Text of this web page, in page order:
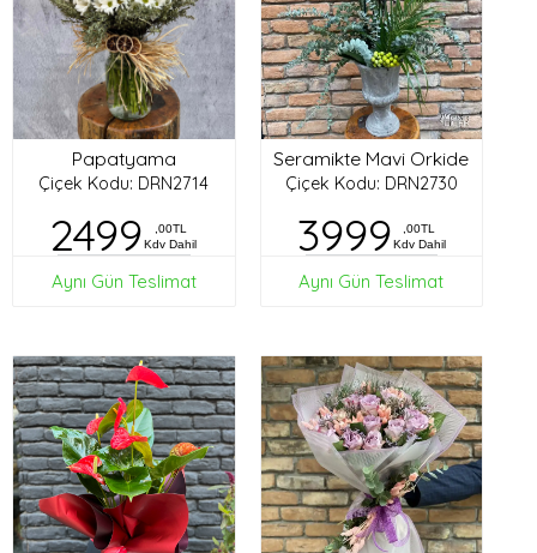
Papatyama
Çiçek Kodu: DRN2714
2499
,00TL
Kdv Dahil
Aynı Gün Teslimat
Seramikte Mavi Orkide
Çiçek Kodu: DRN2730
3999
,00TL
Kdv Dahil
Aynı Gün Teslimat